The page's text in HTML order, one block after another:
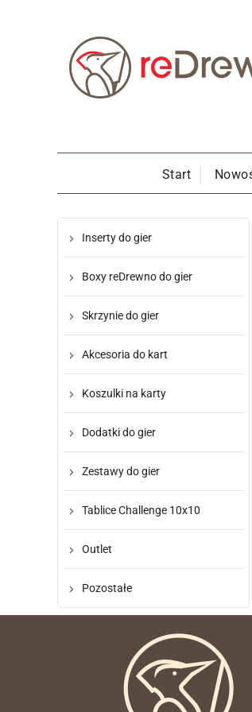
Start
Inserty do gier
Boxy reDrewno do gier
Skrzynie do gier
Akcesoria do kart
Koszulki na karty
Dodatki do gier
Zestawy do gier
Tablice Challenge 10x10
Outlet
Pozostałe